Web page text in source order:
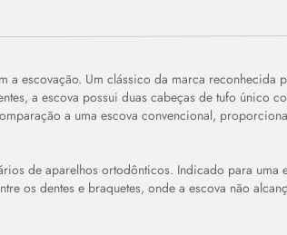
escovação. Um clássico da marca reconhecida
a escova possui duas cabeças de tufo único
a uma escova convencional,
de aparelhos ortodônticos. Indicado para uma
os dentes e braquetes, onde a escova não